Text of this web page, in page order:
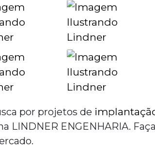
por projetos de
LINDNER ENGENHARIA.